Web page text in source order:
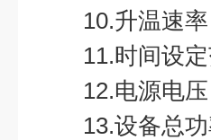
10.升温速
11.时间设
12.电源电
13.设备总